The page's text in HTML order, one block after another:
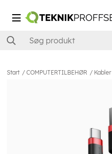
Start COMPUTERTILBEHØR